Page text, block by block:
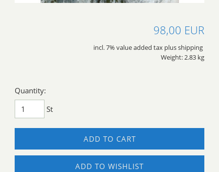
98,00 EUR
incl. 7% value added tax plus shipping
Weight: 2.83 kg
Quantity:
St
ADD TO CART
ADD TO WISHLIST